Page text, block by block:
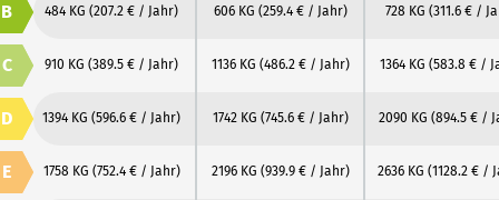
B 484 KG (207.2 € / Jahr) 606 KG (259.4 € / Jahr) 728 KG (311.6 € /
C 910 KG (389.5 € / Jahr) 1136 KG (486.2 € / Jahr) 1364 KG (583.8 € /
D 1394 KG (596.6 € / Jahr) 1742 KG (745.6 € / Jahr) 2090 KG (894.5 € /
E 1758 KG (752.4 € / Jahr) 2196 KG (939.9 € / Jahr) 2636 KG (1128.2 € /